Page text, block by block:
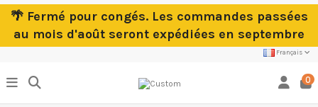
🌴 Fermé pour congés. Les commandes passées
au mois d'août seront expédiées en septembre
Français
0